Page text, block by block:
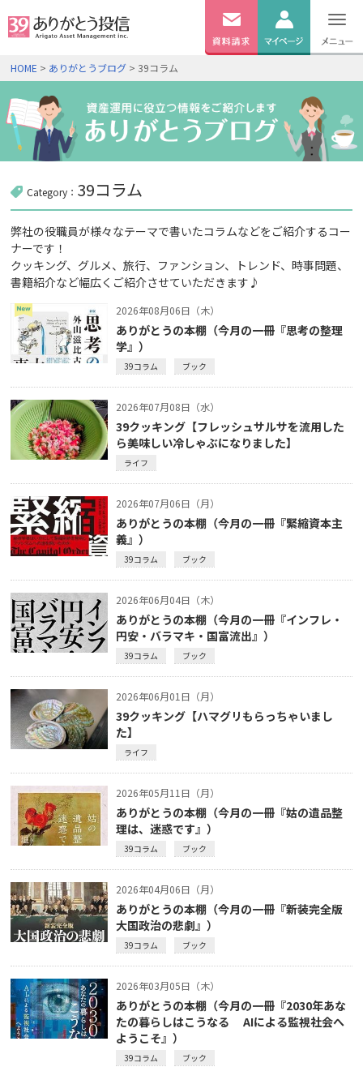
請求
HOME > ありがとうブログ > 39コラム
Category： 39コラム
弊社の役職員が様々なテーマで書いたコラムなどをご紹介するコー
ナーです！
クッキング、グルメ、旅行、ファンション、トレンド、時事問題、
書籍紹介など幅広くご紹介させていただきます♪
2026年08月06日（木）
ありがとうの本棚（今月の一冊『思考の整理
学』）
39コラム ブック
2026年07月08日（水）
39クッキング【フレッシュサルサを流用した
ら美味しい冷しゃぶになりました】
ライフ
2026年07月06日（月）
ありがとうの本棚（今月の一冊『緊縮資本主
義』）
39コラム ブック
2026年06月04日（木）
ありがとうの本棚（今月の一冊『インフレ・
円安・バラマキ・国富流出』）
39コラム ブック
2026年06月01日（月）
39クッキング【ハマグリもらっちゃいまし
た】
ライフ
2026年05月11日（月）
ありがとうの本棚（今月の一冊『姑の遺品整
理は、迷惑です』）
39コラム ブック
2026年04月06日（月）
ありがとうの本棚（今月の一冊『新装完全版
大国政治の悲劇』）
39コラム ブック
2026年03月05日（木）
ありがとうの本棚（今月の一冊『2030年あな
たの暮らしはこうなる AIによる監視社会へ
ようこそ』）
39コラム ブック